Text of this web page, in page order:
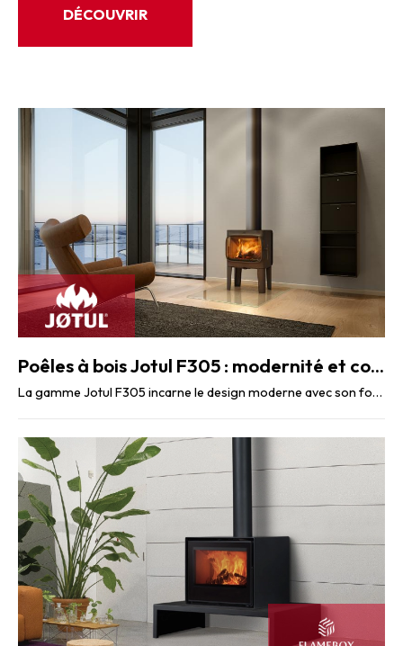
DÉCOUVRIR
Poêles à bois Jotul F305 : modernité et confort
La gamme Jotul F305 incarne le design moderne avec son format horizontal unique, pouvant ...